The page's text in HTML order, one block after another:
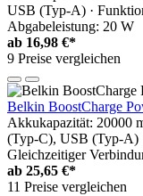
USB (Typ-A) ·
Abgabeleistung: 20 W
ab 16,98 €*
9 Preise vergleichen
Belkin BoostCharge
Akkukapazität: 20000
(Typ-C), USB (Typ-A)
Gleichzeitiger
ab 25,65 €*
11 Preise vergleichen